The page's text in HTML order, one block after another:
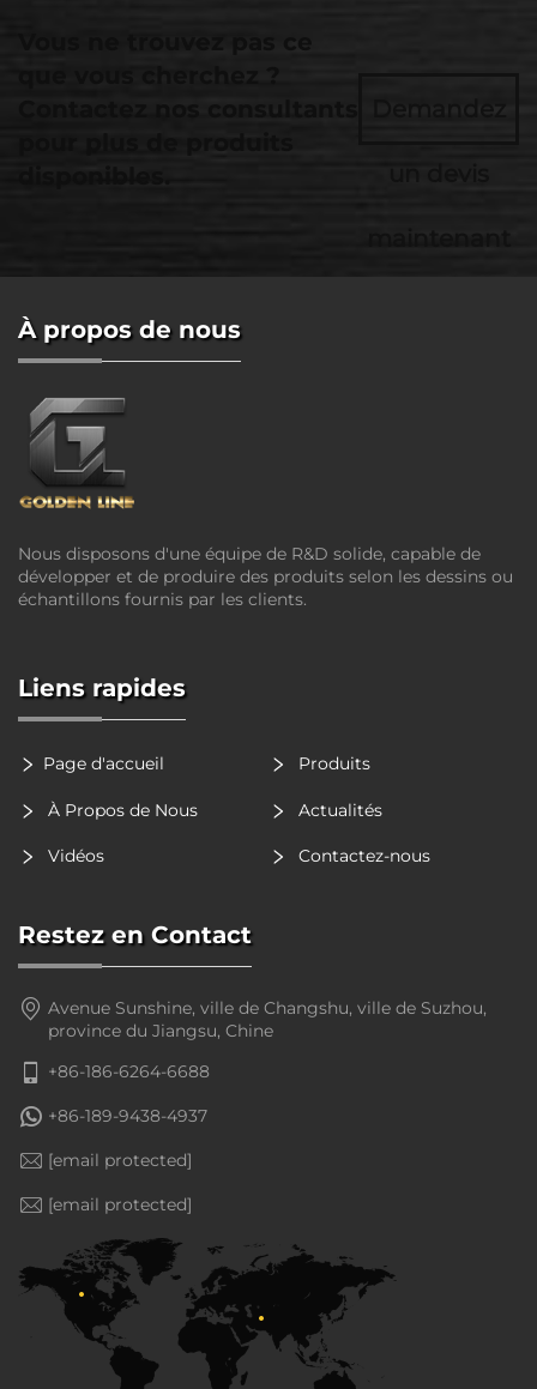
À propos de nous
Nous disposons d'une équipe de R&D solide, capable de
développer et de produire des produits selon les dessins ou
échantillons fournis par les clients.
Liens rapides
Page d'accueil Produits
À Propos de Nous Actualités
Vidéos Contactez-nous
Restez en Contact
Avenue Sunshine, ville de Changshu, ville de Suzhou,
province du Jiangsu, Chine
+86-186-6264-6688
+86-189-9438-4937
[email protected]
[email protected]